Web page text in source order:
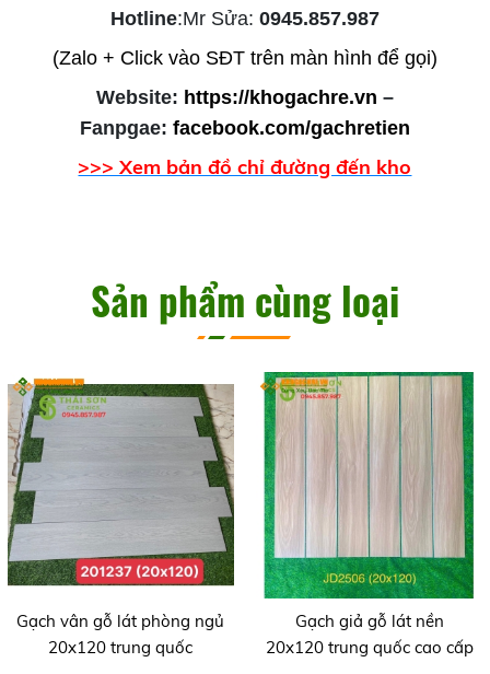
Hotline:Mr Sửa: 0945.857.987
(Zalo + Click vào SĐT trên màn hình để gọi)
Website: https://khogachre.vn –
Fanpgae: facebook.com/gachretien
>>> Xem bản đồ chỉ đường đến kho
Sản phẩm cùng loại
Gạch vân gỗ lát phòng ngủ
20x120 trung quốc
Gạch giả gỗ lát nền
20x120 trung quốc cao cấp